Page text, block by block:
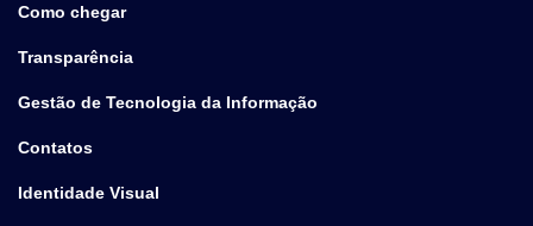
Como chegar
Transparência
Gestão de Tecnologia da Informação
Contatos
Identidade Visual